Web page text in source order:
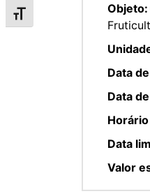
Alternar tamanho da fonte
Objeto:
Data
Data
Data
Valor